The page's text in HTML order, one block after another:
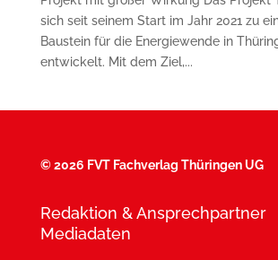
sich seit seinem Start im Jahr 2021 zu
Baustein für die Energiewende in
entwickelt. Mit dem Ziel,...
©2026 FVT Fachverlag Thüringen UG
Redaktion & Ansprechpartner
Mediadaten